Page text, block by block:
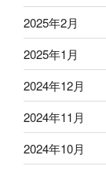
2025年2月
2025年1月
2024年12月
2024年11月
2024年10月